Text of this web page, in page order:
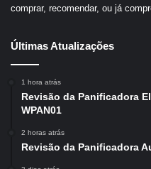
comprar, recomendar, ou já
Últimas Atualizações
1 hora atrás
Revisão da Panificadora
WPAN01
2 horas atrás
Revisão da Panificadora